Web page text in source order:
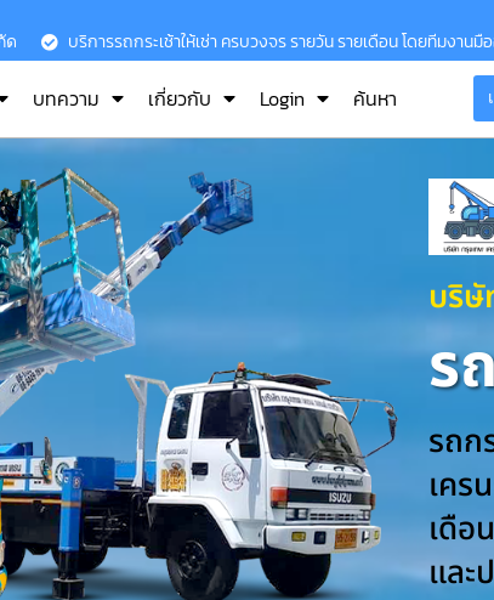
ด บริการรถกระเช้าให้เช่า ครบวงจร รายวัน รายเดือน โดยทีมงาน
บทความ เกี่ยวกับ Login ค้นหา
บริษั
ร
รถก
เคร
เดือ
และ